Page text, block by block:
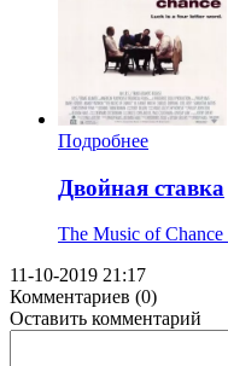
Подробнее
Двойная ставка
The Music of Chance
11-10-2019 21:17
Комментариев (0)
Оставить комментарий